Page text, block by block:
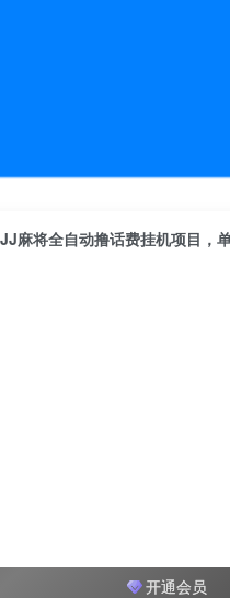
麻将全自动撸话费挂机项目，
开通会员